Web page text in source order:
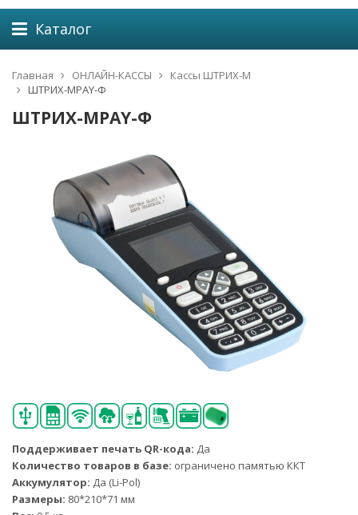
Каталог
Главная ОНЛАЙН-КАССЫ
Кассы ШТРИХ-М
ШТРИХ-MPAY-Ф
ШТРИХ-MPAY-Ф
Поддерживает печать QR-кода: Да
Количество товаров в базе: ограничено памятью ККТ
Аккумулятор: Да (Li-Pol)
Размеры: 80*210*71 мм